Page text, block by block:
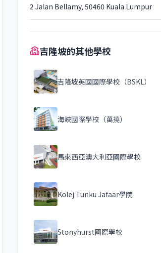
2 Jalan Bellamy, 50460 Kuala Lumpur
吉隆坡的其他學校
吉隆坡英國國際學校（BSKL）
海峽國際學校（萬撓）
馬來西亞澳大利亞國際學校
Kolej Tunku Jafaar學院
Stonyhurst國際學校